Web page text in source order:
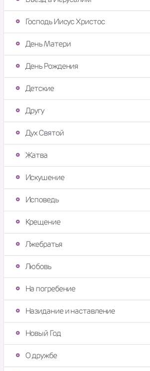
Господь Иисус Христос
День Матери
День Рождения
Детские
Другу
Дух Святой
Жатва
Искушение
Исповедь
Крещение
Лжебратья
Любовь
На погребение
Назидание и наставление
Новый Год
О дружбе